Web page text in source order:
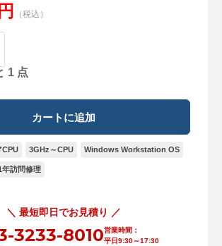
（税込）
1 点
CPU 3GHz～CPU Windows Workstation OS
年訪問修理
＼ 最短即日でお見積り ／
3233-8010営業時間：
平日9:30～17:30